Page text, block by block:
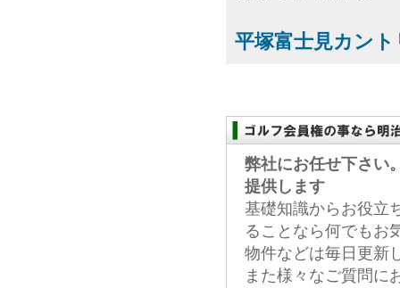
平塚富士見カン
弊社にお任せ下さい
提供します
基礎知識からお役立
ることなら何でもお
物件などは毎日更新
また様々なご質問に